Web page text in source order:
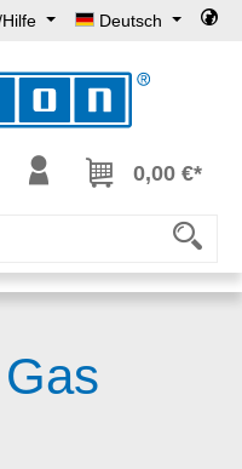
Deutsch
hast 0 Produkte auf dem
0,00 €*